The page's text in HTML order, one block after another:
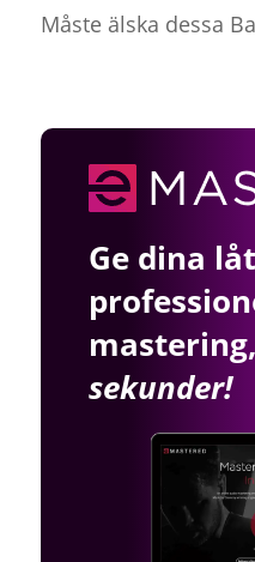
Måste älska dessa
Ge dina
sekunder!